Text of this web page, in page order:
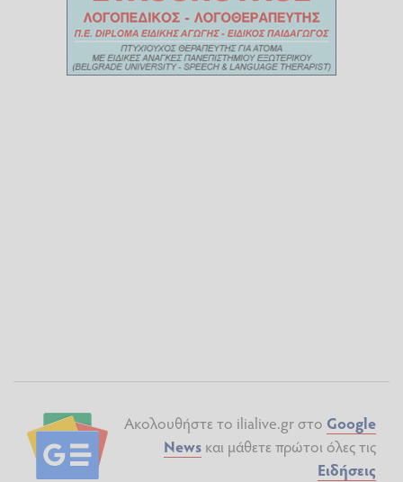
Ακολουθήστε το ilialive.gr στο Google
News και μάθετε πρώτοι όλες τις
Ειδήσεις